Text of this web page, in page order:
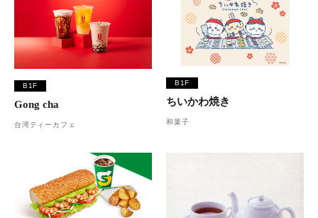
B1F
Gong cha
台湾ティーカフェ
B1F
ちいかわ焼き
和菓子